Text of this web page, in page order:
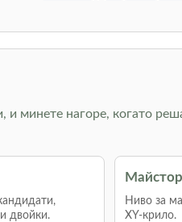
и минете нагоре, когато
двойки.
Ниво за
XY-крило.